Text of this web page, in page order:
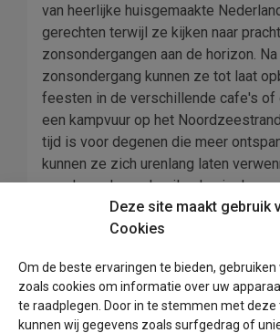
van heerlijke huisgemaakte
gerechten terwijl ze kijken naar
zonsondergangen aan de horizon. Na
zonsondergang kunnen ze tot laat
feesten in de verschillende cafe's of
een kampvuur op het
tijd is voor degenen die meer
kunnen ze zich urenlang laten
van de spa's op de eilanden in de
of deelnemen aan een van de yoga-
de zomermaanden worden
in 2025 op het Waddeneiland te
herinneringen opleveren die een
meegaan!
Deze site maakt gebruik
Cookies
Om de beste ervaringen te bieden,
zoals cookies om informatie over uw
te raadplegen. Door in te stemmen met deze
kunnen wij gegevens zoals surfgedrag of